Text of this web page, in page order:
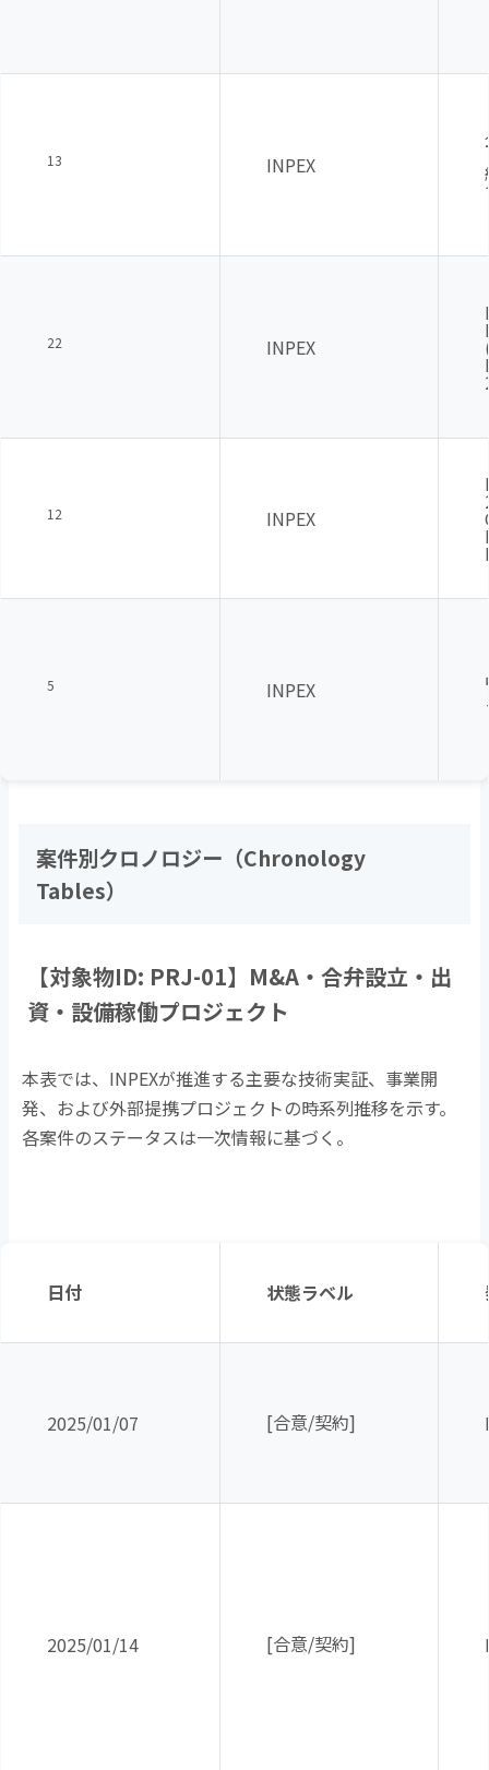
13 INPEX
22 INPEX
12 INPEX
5 INPEX
案件別クロノロジー（Chronology
Tables）
【対象物ID: PRJ-01】 M&A ・合弁設立・出
資・設備稼働プロジェクト
本表では、 INPEXが推進する主要な技術実証、事業開
発、および外部提携プロジェクトの時系列推移を示す。
各案件のステータスは一次情報に基づく。
日付 状態ラベル
2025/01/07 [合意/契約]
2025/01/14 [合意/契約]